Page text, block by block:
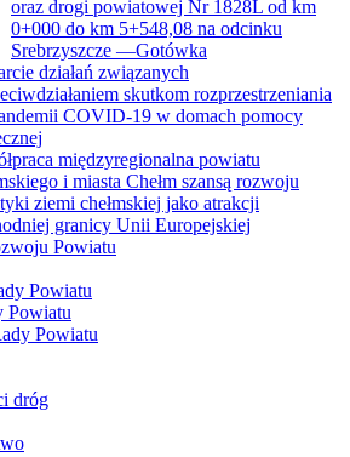
oraz drogi powiatowej Nr 1828L od km
0+000 do km 5+548,08 na odcinku
Srebrzyszcze —Gotówka
działań związanych
skutkom rozprzestrzeniania
COVID-19 w domach pomocy
międzyregionalna powiatu
i miasta Chełm szansą rozwoju
ziemi chełmskiej jako atrakcji
granicy Unii Europejskiej
Powiatu
Powiatu
Powiatu
Powiatu
dróg